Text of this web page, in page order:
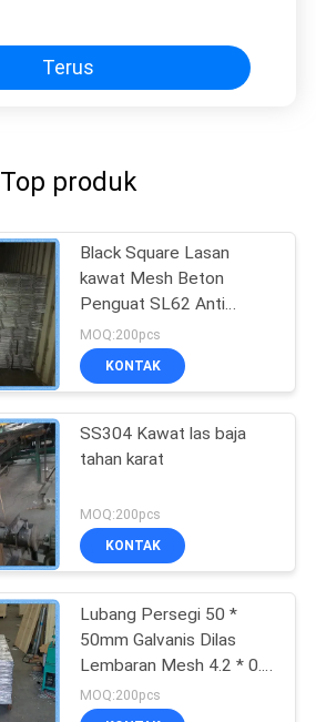
Terus
Top produk
Black Square Lasan
kawat Mesh Beton
Penguat SL62 Anti
Corrasion
MOQ:200pcs
KONTAK
SS304 Kawat las baja
tahan karat
MOQ:200pcs
KONTAK
Lubang Persegi 50 *
50mm Galvanis Dilas
Lembaran Mesh 4.2 * 0.8
M Ukuran
MOQ:200pcs